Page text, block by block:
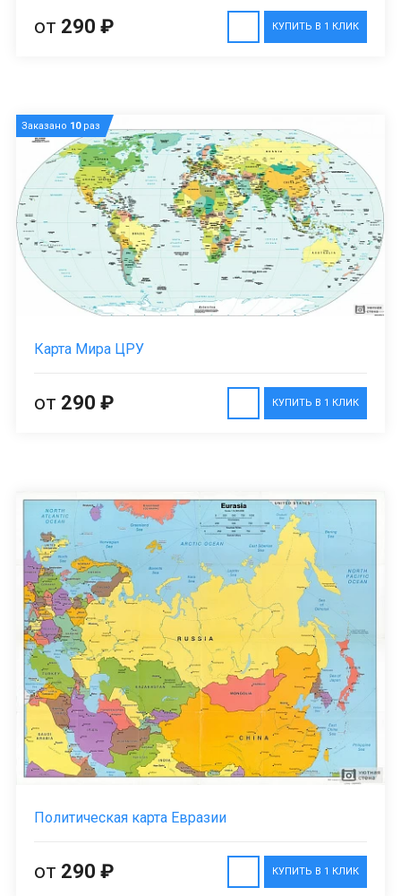
КУПИТЬ В 1 КЛИК
от 290 ₽
Заказано 10раз
Карта Мира ЦРУ
КУПИТЬ В 1 КЛИК
от 290 ₽
Политическая карта Евразии
КУПИТЬ В 1 КЛИК
от 290 ₽